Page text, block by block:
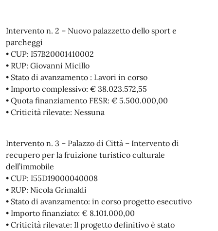
Intervento n. 2 – Nuovo palazzetto dello sport e
parcheggi
• CUP: I57B20001410002
• RUP: Giovanni Micillo
• Stato di avanzamento : Lavori in corso
• Importo complessivo: € 38.023.572,55
• Quota finanziamento FESR: € 5.500.000,00
• Criticità rilevate: Nessuna
Intervento n. 3 – Palazzo di Città – Intervento di
recupero per la fruizione turistico culturale
dell’immobile
• CUP: I55D19000040008
• RUP: Nicola Grimaldi
• Stato di avanzamento: in corso progetto esecutivo
• Importo finanziato: € 8.101.000,00
• Criticità rilevate: Il progetto definitivo è stato